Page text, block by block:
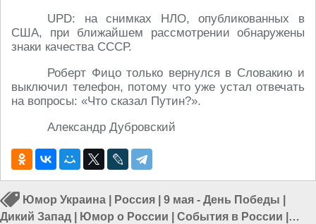
UPD: на снимках НЛО, опубликованных в
США, при ближайшем рассмотрении обнаружены
знаки качества СССР.
Роберт Фицо только вернулся в Словакию и
выключил телефон, потому что уже устал отвечать
на вопросы: «Что сказал Путин?».
Александр Дубровский
Юмор Украина Россия 9 мая - День Победы
Дикий Запад
Юмор о России События в России